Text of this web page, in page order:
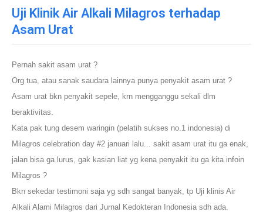
Uji Klinik Air Alkali Milagros terhadap
Asam Urat
Pernah sakit asam urat ?
Org tua, atau sanak saudara lainnya punya penyakit asam urat ?
Asam urat bkn penyakit sepele, krn mengganggu sekali dlm
beraktivitas.
Kata pak tung desem waringin (pelatih sukses no.1 indonesia) di
Milagros celebration day #2 januari lalu... sakit asam urat itu ga enak,
jalan bisa ga lurus, gak kasian liat yg kena penyakit itu ga kita infoin
Milagros ?
Bkn sekedar testimoni saja yg sdh sangat banyak, tp Uji klinis Air
Alkali Alami Milagros dari Jurnal Kedokteran Indonesia sdh ada.